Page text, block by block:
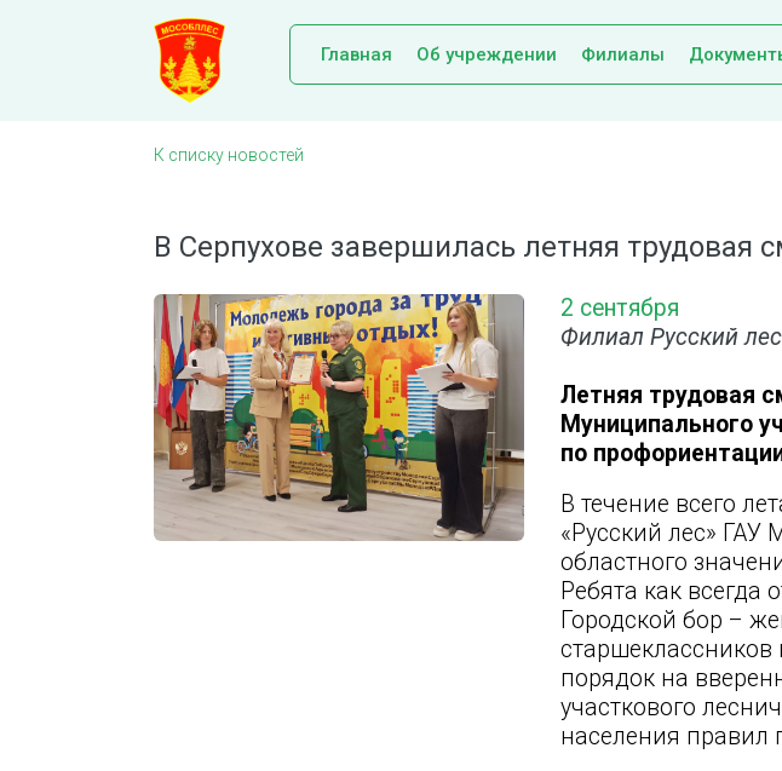
Главная Об учреждении Филиалы
К списку новостей
В Серпухове завершилась летняя трудовая
2 сентября
Филиал Русский лес
Летняя трудовая
Муниципального
по
В течение всего
«Русский лес»
областного
Ребята как всегда
Городской бор –
старшеклассников
порядок на
участкового
населения правил